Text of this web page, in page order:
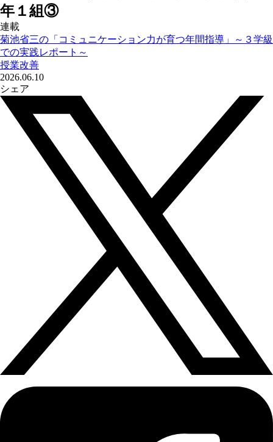
年１組③
連載
菊池省三の「コミュニケーション力が育つ年間指導」～３学級
での実践レポート～
授業改善
2026.06.10
シェア